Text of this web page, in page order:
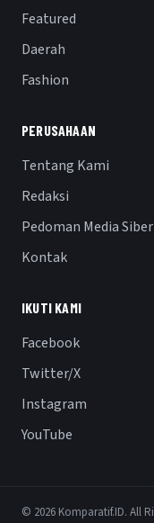
Featured
Daerah
Fashion
PERUSAHAAN
Tentang Kami
Redaksi
Pedoman Media Siber
Kontak
IKUTI KAMI
Facebook
Twitter/X
Instagram
YouTube
© 2026 Komparatif.ID. All